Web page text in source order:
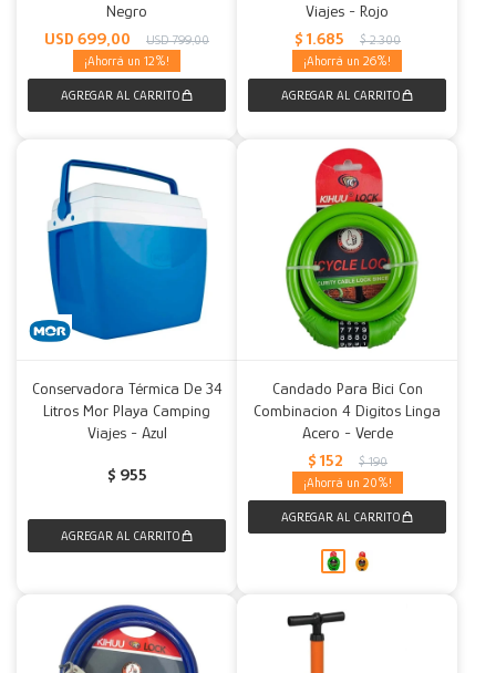
Negro
USD 699,00 USD 799,00
12
Viajes - Rojo
$ 1.685 $ 2.300
26
Conservadora Térmica De 34
Litros Mor Playa Camping
Viajes - Azul
$ 955
Candado Para Bici Con
Combinacion 4 Digitos Linga
Acero - Verde
$ 152 $ 190
20